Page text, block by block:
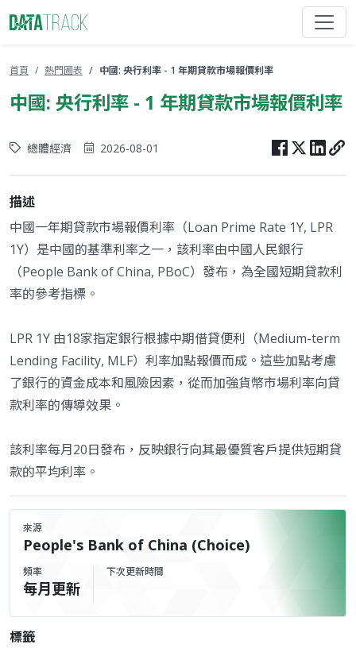
首頁 熱門圖表 中國: 央行利率 - 1 年期貸款市場報價利率
中國: 央行利率 - 1 年期貸款市場報價利率
總體經濟 2026-08-01
描述
中國一年期貸款市場報價利率（Loan Prime Rate 1Y, LPR
1Y）是中國的基準利率之一，該利率由中國人民銀行
（People Bank of China, PBoC）發布，為全國短期貸款利
率的參考指標。
LPR 1Y 由18家指定銀行根據中期借貸便利（Medium-term
Lending Facility, MLF）利率加點報價而成。這些加點考慮
了銀行的資金成本和風險因素，從而加強貨幣市場利率向貸
款利率的傳導效果。
該利率每月20日發布，反映銀行向其最優質客戶提供短期貸
款的平均利率。
來源
People's Bank of China (Choice)
頻率
每月更新
下次更新時間
標籤